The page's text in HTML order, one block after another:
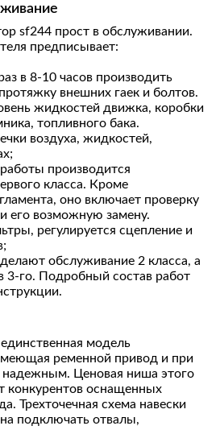
sf244 прост в обслуживании.
предписывает:
в 8-10 часов производить
внешних гаек и болтов.
жидкостей движка, коробки
топливного бака.
воздуха, жидкостей,
производится
класса. Кроме
оно включает проверку
его возможную замену.
регулируется сцепление и
обслуживание 2 класса, а
3-го. Подробный состав работ
модель
ременной привод и при
надежным. Ценовая ниша этого
конкурентов оснащенных
. Трехточечная схема навески
подключать отвалы,